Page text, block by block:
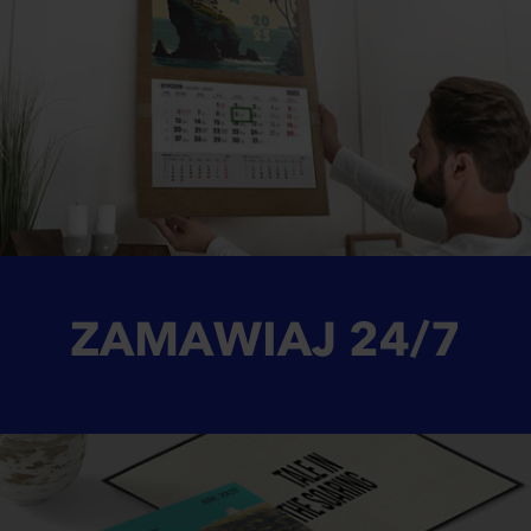
ZAMAWIAJ 24/7